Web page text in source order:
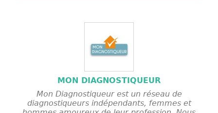
MON DIAGNOSTIQUEUR
Mon Diagnostiqueur est un réseau de
diagnostiqueurs indépendants, femmes et